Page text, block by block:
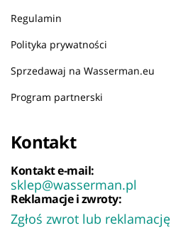
Regulamin
Polityka prywatności
Sprzedawaj na Wasserman.eu
Program partnerski
Kontakt
Kontakt e-mail:
sklep@wasserman.pl
Reklamacje i zwroty:
Zgłoś zwrot lub reklamację